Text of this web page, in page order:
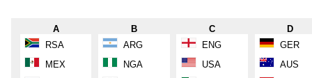
A
RSA
MEX
B
ARG
NGA
C
ENG
USA
D
GER
AUS